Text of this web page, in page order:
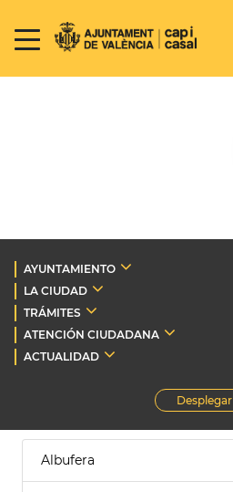
AYUNTAMIENTO
LA CIUDAD
TRÁMITES
ATENCIÓN CIUDADANA
ACTUALIDAD
Desplegar
Albufera